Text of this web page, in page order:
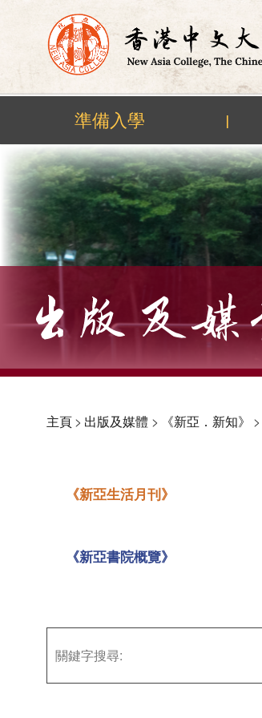
Skip
content
準備入學 |
主頁> 出版及媒體 > 《新亞．新知》 >
《新亞生活月刊》
《新亞書院概覽》